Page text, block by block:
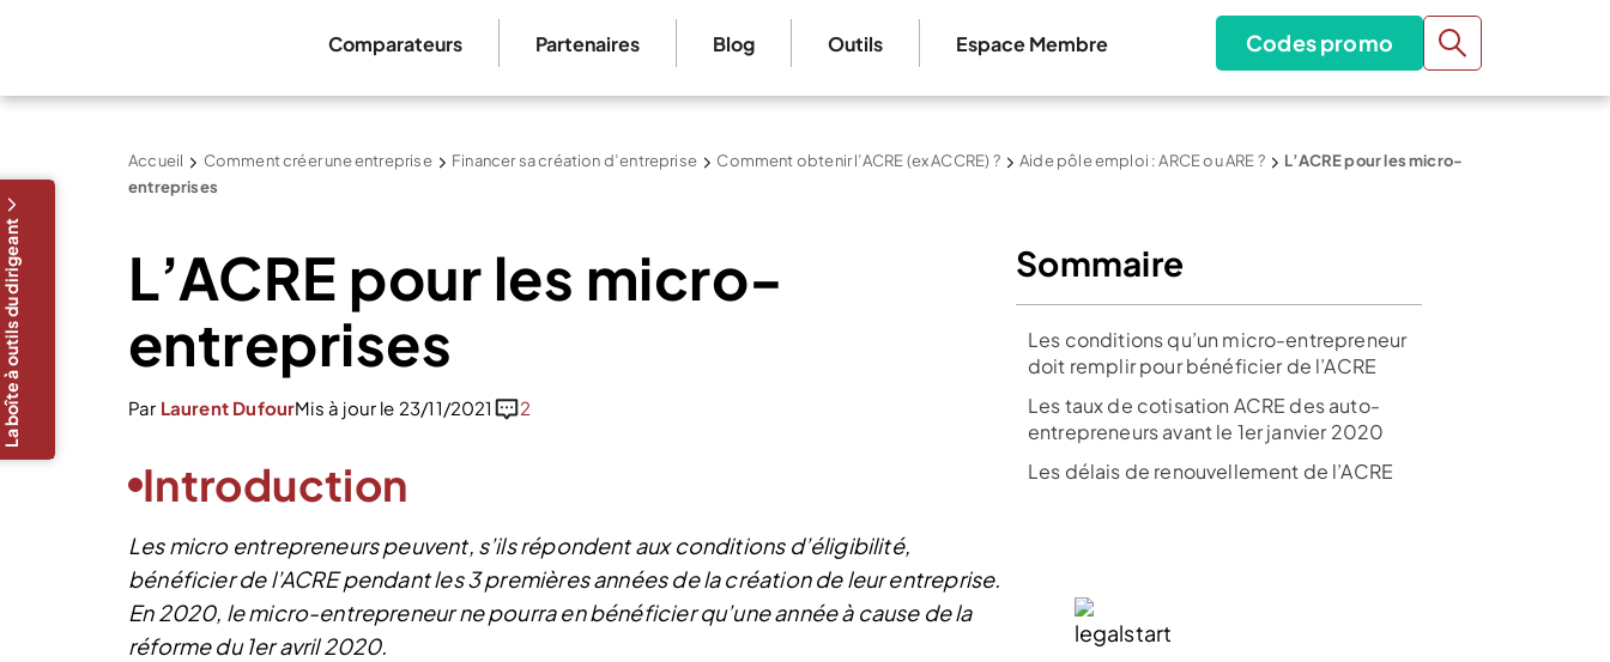
Comparateurs Partenaires Blog Outils Espace Membre Codes promo
Accueil Comment créer une entreprise Financer sa création d’entreprise Comment obtenir l’ACRE (ex ACCRE) ? Aide pôle emploi : ARCE ou ARE ?
L’ACRE pour les micro-
entreprises
L’ACRE pour les micro-
entreprises
Par Laurent DufourMis à jour le 23/11/2021 2
Introduction
Les micro entrepreneurs peuvent, s’ils répondent aux conditions d’éligibilité,
bénéficier de l’ACRE pendant les 3 premières années de la création de leur entreprise.
En 2020, le micro-entrepreneur ne pourra en bénéficier qu’une année à cause de la
réforme du 1er avril 2020.
La boîte à outils du dirigeant Sommaire
Les conditions qu’un micro-entrepreneur
doit remplir pour bénéficier de l’ACRE
Les taux de cotisation ACRE des auto-
entrepreneurs avant le 1er janvier 2020
Les délais de renouvellement de l’ACRE